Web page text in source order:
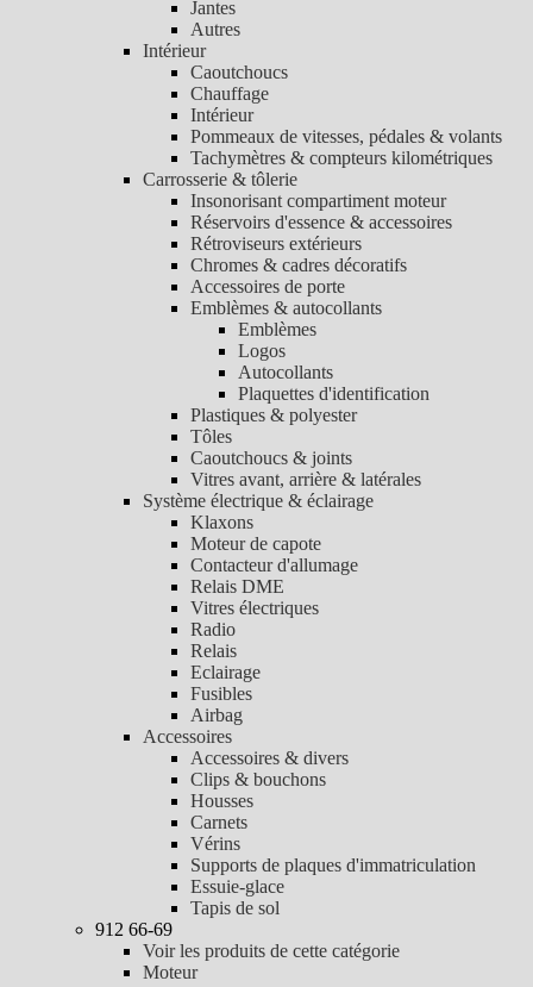
Jantes
Autres
Intérieur
Caoutchoucs
Chauffage
Intérieur
Pommeaux de vitesses, pédales & volants
Tachymètres & compteurs kilométriques
Carrosserie & tôlerie
Insonorisant compartiment moteur
Réservoirs d'essence & accessoires
Rétroviseurs extérieurs
Chromes & cadres décoratifs
Accessoires de porte
Emblèmes & autocollants
Emblèmes
Logos
Autocollants
Plaquettes d'identification
Plastiques & polyester
Tôles
Caoutchoucs & joints
Vitres avant, arrière & latérales
Système électrique & éclairage
Klaxons
Moteur de capote
Contacteur d'allumage
Relais DME
Vitres électriques
Radio
Relais
Eclairage
Fusibles
Airbag
Accessoires
Accessoires & divers
Clips & bouchons
Housses
Carnets
Vérins
Supports de plaques d'immatriculation
Essuie-glace
Tapis de sol
912 66-69
Voir les produits de cette catégorie
Moteur